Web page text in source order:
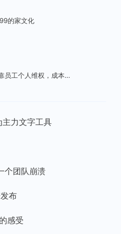
的家文化
员工个人维权，成本…
力文字工具
个团队崩溃
布
感受